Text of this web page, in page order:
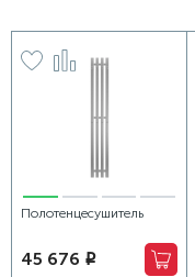
Полотенцесушитель
180х1200 хром матовый
45 676 i